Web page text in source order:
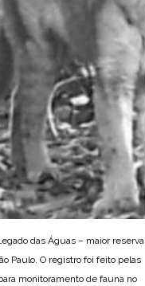
das Águas – maior reserva
Paulo. O registro foi feito pelas
monitoramento de fauna no